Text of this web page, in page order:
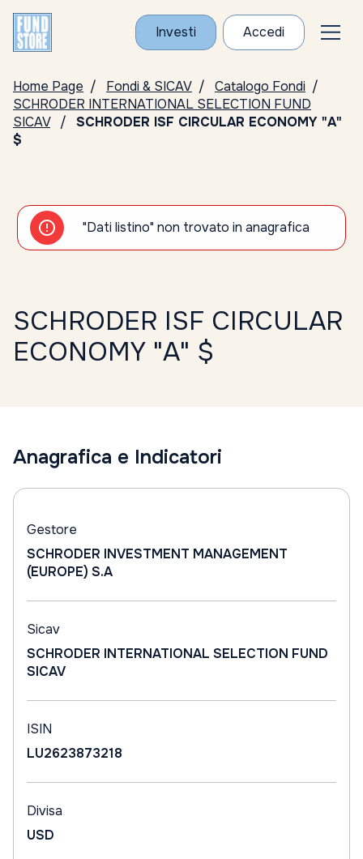
Investi Accedi
Home Page Fondi & SICAV
Catalogo Fondi
SCHRODER INTERNATIONAL SELECTION FUND
SICAV
SCHRODER ISF CIRCULAR ECONOMY "A"
$
"Dati listino" non trovato in anagrafica
SCHRODER ISF CIRCULAR
ECONOMY "A" $
Anagrafica e Indicatori
Gestore
SCHRODER INVESTMENT MANAGEMENT
(EUROPE) S.A
Sicav
SCHRODER INTERNATIONAL SELECTION FUND
SICAV
ISIN
LU2623873218
Divisa
USD